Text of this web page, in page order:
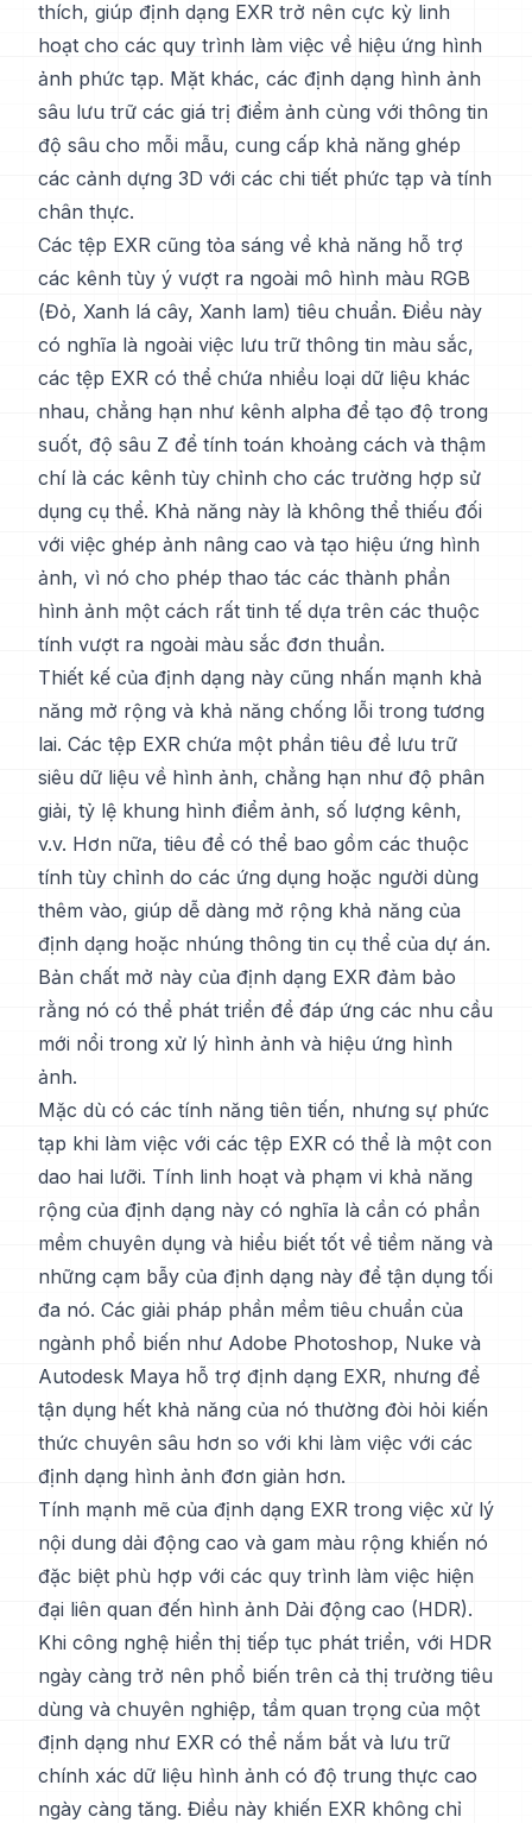
thích, giúp định dạng EXR trở nên cực kỳ linh
hoạt cho các quy trình làm việc về hiệu ứng hình
ảnh phức tạp. Mặt khác, các định dạng hình ảnh
sâu lưu trữ các giá trị điểm ảnh cùng với thông tin
độ sâu cho mỗi mẫu, cung cấp khả năng ghép
các cảnh dựng 3D với các chi tiết phức tạp và tính
chân thực.
Các tệp EXR cũng tỏa sáng về khả năng hỗ trợ
các kênh tùy ý vượt ra ngoài mô hình màu RGB
(Đỏ, Xanh lá cây, Xanh lam) tiêu chuẩn. Điều này
có nghĩa là ngoài việc lưu trữ thông tin màu sắc,
các tệp EXR có thể chứa nhiều loại dữ liệu khác
nhau, chẳng hạn như kênh alpha để tạo độ trong
suốt, độ sâu Z để tính toán khoảng cách và thậm
chí là các kênh tùy chỉnh cho các trường hợp sử
dụng cụ thể. Khả năng này là không thể thiếu đối
với việc ghép ảnh nâng cao và tạo hiệu ứng hình
ảnh, vì nó cho phép thao tác các thành phần
hình ảnh một cách rất tinh tế dựa trên các thuộc
tính vượt ra ngoài màu sắc đơn thuần.
Thiết kế của định dạng này cũng nhấn mạnh khả
năng mở rộng và khả năng chống lỗi trong tương
lai. Các tệp EXR chứa một phần tiêu đề lưu trữ
siêu dữ liệu về hình ảnh, chẳng hạn như độ phân
giải, tỷ lệ khung hình điểm ảnh, số lượng kênh,
v.v. Hơn nữa, tiêu đề có thể bao gồm các thuộc
tính tùy chỉnh do các ứng dụng hoặc người dùng
thêm vào, giúp dễ dàng mở rộng khả năng của
định dạng hoặc nhúng thông tin cụ thể của dự án.
Bản chất mở này của định dạng EXR đảm bảo
rằng nó có thể phát triển để đáp ứng các nhu cầu
mới nổi trong xử lý hình ảnh và hiệu ứng hình
ảnh.
Mặc dù có các tính năng tiên tiến, nhưng sự phức
tạp khi làm việc với các tệp EXR có thể là một con
dao hai lưỡi. Tính linh hoạt và phạm vi khả năng
rộng của định dạng này có nghĩa là cần có phần
mềm chuyên dụng và hiểu biết tốt về tiềm năng và
những cạm bẫy của định dạng này để tận dụng tối
đa nó. Các giải pháp phần mềm tiêu chuẩn của
ngành phổ biến như Adobe Photoshop, Nuke và
Autodesk Maya hỗ trợ định dạng EXR, nhưng để
tận dụng hết khả năng của nó thường đòi hỏi kiến
thức chuyên sâu hơn so với khi làm việc với các
định dạng hình ảnh đơn giản hơn.
Tính mạnh mẽ của định dạng EXR trong việc xử lý
nội dung dải động cao và gam màu rộng khiến nó
đặc biệt phù hợp với các quy trình làm việc hiện
đại liên quan đến hình ảnh Dải động cao (HDR).
Khi công nghệ hiển thị tiếp tục phát triển, với HDR
ngày càng trở nên phổ biến trên cả thị trường tiêu
dùng và chuyên nghiệp, tầm quan trọng của một
định dạng như EXR có thể nắm bắt và lưu trữ
chính xác dữ liệu hình ảnh có độ trung thực cao
ngày càng tăng. Điều này khiến EXR không chỉ